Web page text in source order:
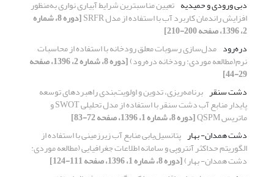
دبی ورودی و حمیدیه تعیین مناسبترین شرایط آبیاری نواری به‌منظور
افزایش راندمان کاربرد آب با استفاده از مدل SRFR [دوره 8، شماره
2، 1396، صفحه 200-210]
دره‌رود مدل‌سازی رسوبات معلق رودخانه با استفاده از محاسبات
نرم(مطالعه موردی: رودخانه دره‌رود) [دوره 8، شماره 2، 1396، صفحه
29-44]
دشت سنقر برنامه‌ریزی، تدوین و اولویت‌بندی راهبردهای توسعه
پایدار منابع آب دشت سنقر با استفاده از مدل تحلیلی SWOT و
ماتریس QSPM
[دوره 8، شماره 1، 1396، صفحه 72-83]
دشت همدان- بهار پتانسیل‌یابی منابع آب زیرزمینی با استفاده از
الگوریتم حداکثر آنتروپی و سامانه اطلاعات جغرافیایی (مطالعه موردی:
دشت همدان- بهار)[دوره 8، شماره 1، 1396، صفحه 111-124]